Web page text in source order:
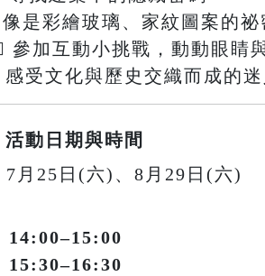
像是彩繪玻璃、家紋圖案的祕
參加互動小挑戰，動動眼睛
感受文化與歷史交織而成的迷
活動日期與時間
月25日(六)、8月29日(六)
14:00–15:00
15:30–16:30